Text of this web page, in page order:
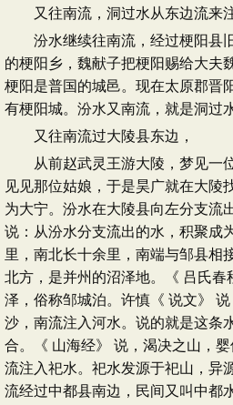
又往南流，洞过水从东边流来注
汾水继续往南流，经过梗阳县
的梗阳乡，魏献子把梗阳赐给大夫
梗阳是普国的城邑。现在太原郡晋
有梗阳城。汾水又南流，就是洞过
又往南流过大陵县东边，
从前赵武灵王游大陵，梦见一
见见那位姑娘，于是昊广就在大陵
为大宁。汾水在大陵县向左分支流
说：从汾水分支流出的水，积聚成
里，南北长十余里，南端与邹县相
北方，是并州的沼泽地。《 吕氏春
泽，俗称邹城泊。许慎《 说文》
沙，南流注入河水。说的就是这条
合。《 山海经》 说，渴决之山，
流注入祀水。祀水发源于祀山，异
流经过中都县南边，民间又叫中都